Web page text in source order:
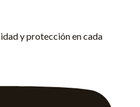
y protección en cada